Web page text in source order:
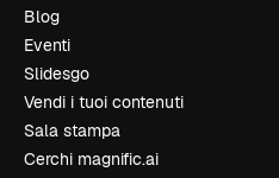
Blog
Eventi
Slidesgo
Vendi i tuoi contenuti
Sala stampa
Cerchi magnific.ai